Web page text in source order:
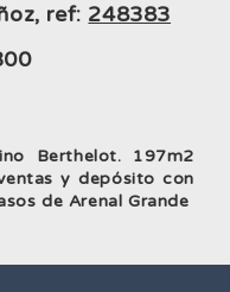
ref: 248383
Berthelot. 197m2
y depósito con
de Arenal Grande